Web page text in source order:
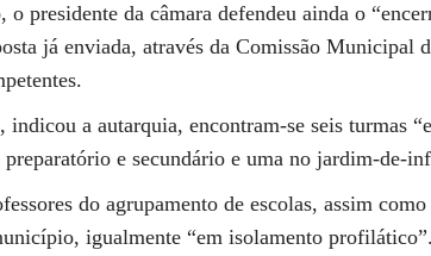
o presidente da câmara defendeu ainda o
já enviada, através da Comissão Municipal
indicou a autarquia, encontram-se seis turmas
e secundário e uma no jardim-de-
do agrupamento de escolas, assim
igualmente “em isolamento profilático”.